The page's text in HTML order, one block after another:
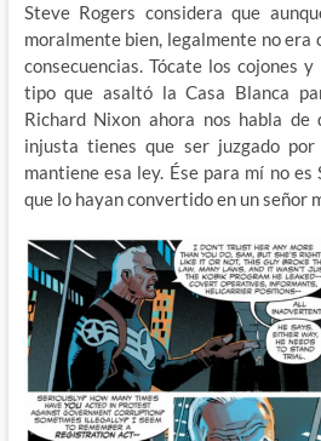
Steve Rogers considera que
moralmente bien, legalmente no era
consecuencias. Tócate los cojones
tipo que asaltó la Casa Blanca
Richard Nixon ahora nos habla
injusta tienes que ser juzgado
mantiene esa ley. Ése para mí no es
que lo hayan convertido en un señor